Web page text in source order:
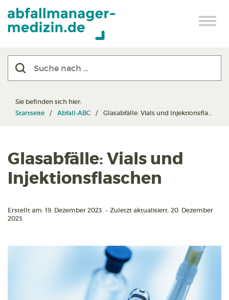
Sie befinden sich hier:
Startseite
Abfall-ABC Glasabfälle: Vials und Injektionsflaschen
Glasabfälle: Vials und
Injektionsflaschen
Erstellt am: 19. Dezember 2023 • Zuletzt aktualisiert: 20. Dezember
2023